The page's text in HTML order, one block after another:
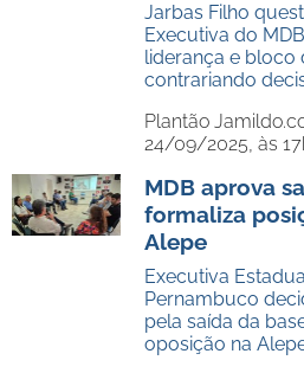
Jarbas Filho
Executiva do
liderança e bloco
contrariando
Plantão
24/09/2025, às
MDB aprova
formaliza
Alepe
Executiva
Pernambuco
pela saída da
oposição na